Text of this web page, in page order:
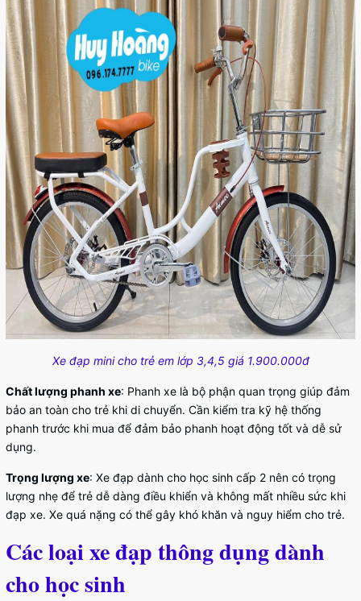
Xe đạp mini cho trẻ em lớp 3,4,5 giá 1.900.000đ
Chất lượng phanh xe: Phanh xe là bộ phận quan trọng giúp đảm
bảo an toàn cho trẻ khi di chuyển. Cần kiểm tra kỹ hệ thống
phanh trước khi mua để đảm bảo phanh hoạt động tốt và dễ sử
dụng.
Trọng lượng xe: Xe đạp dành cho học sinh cấp 2 nên có trọng
lượng nhẹ để trẻ dễ dàng điều khiển và không mất nhiều sức khi
đạp xe. Xe quá nặng có thể gây khó khăn và nguy hiểm cho trẻ.
Các loại xe đạp thông dụng dành
cho học sinh